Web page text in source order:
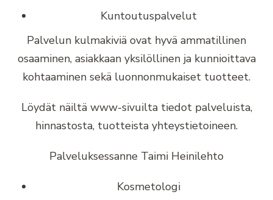
Kuntoutuspalvelut
Palvelun kulmakiviä ovat hyvä ammatillinen
osaaminen, asiakkaan yksilöllinen ja kunnioittava
kohtaaminen sekä luonnonmukaiset tuotteet.
Löydät näiltä www-sivuilta tiedot palveluista,
hinnastosta, tuotteista yhteystietoineen.
Palveluksessanne Taimi Heinilehto
Kosmetologi